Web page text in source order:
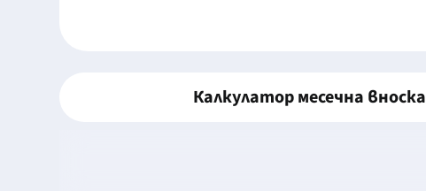
Калкулатор месечна вноска